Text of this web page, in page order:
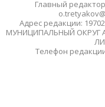
Главный
Адрес редакции:
МУНИЦИПАЛЬНЫЙ ОКРУГ
Телефон